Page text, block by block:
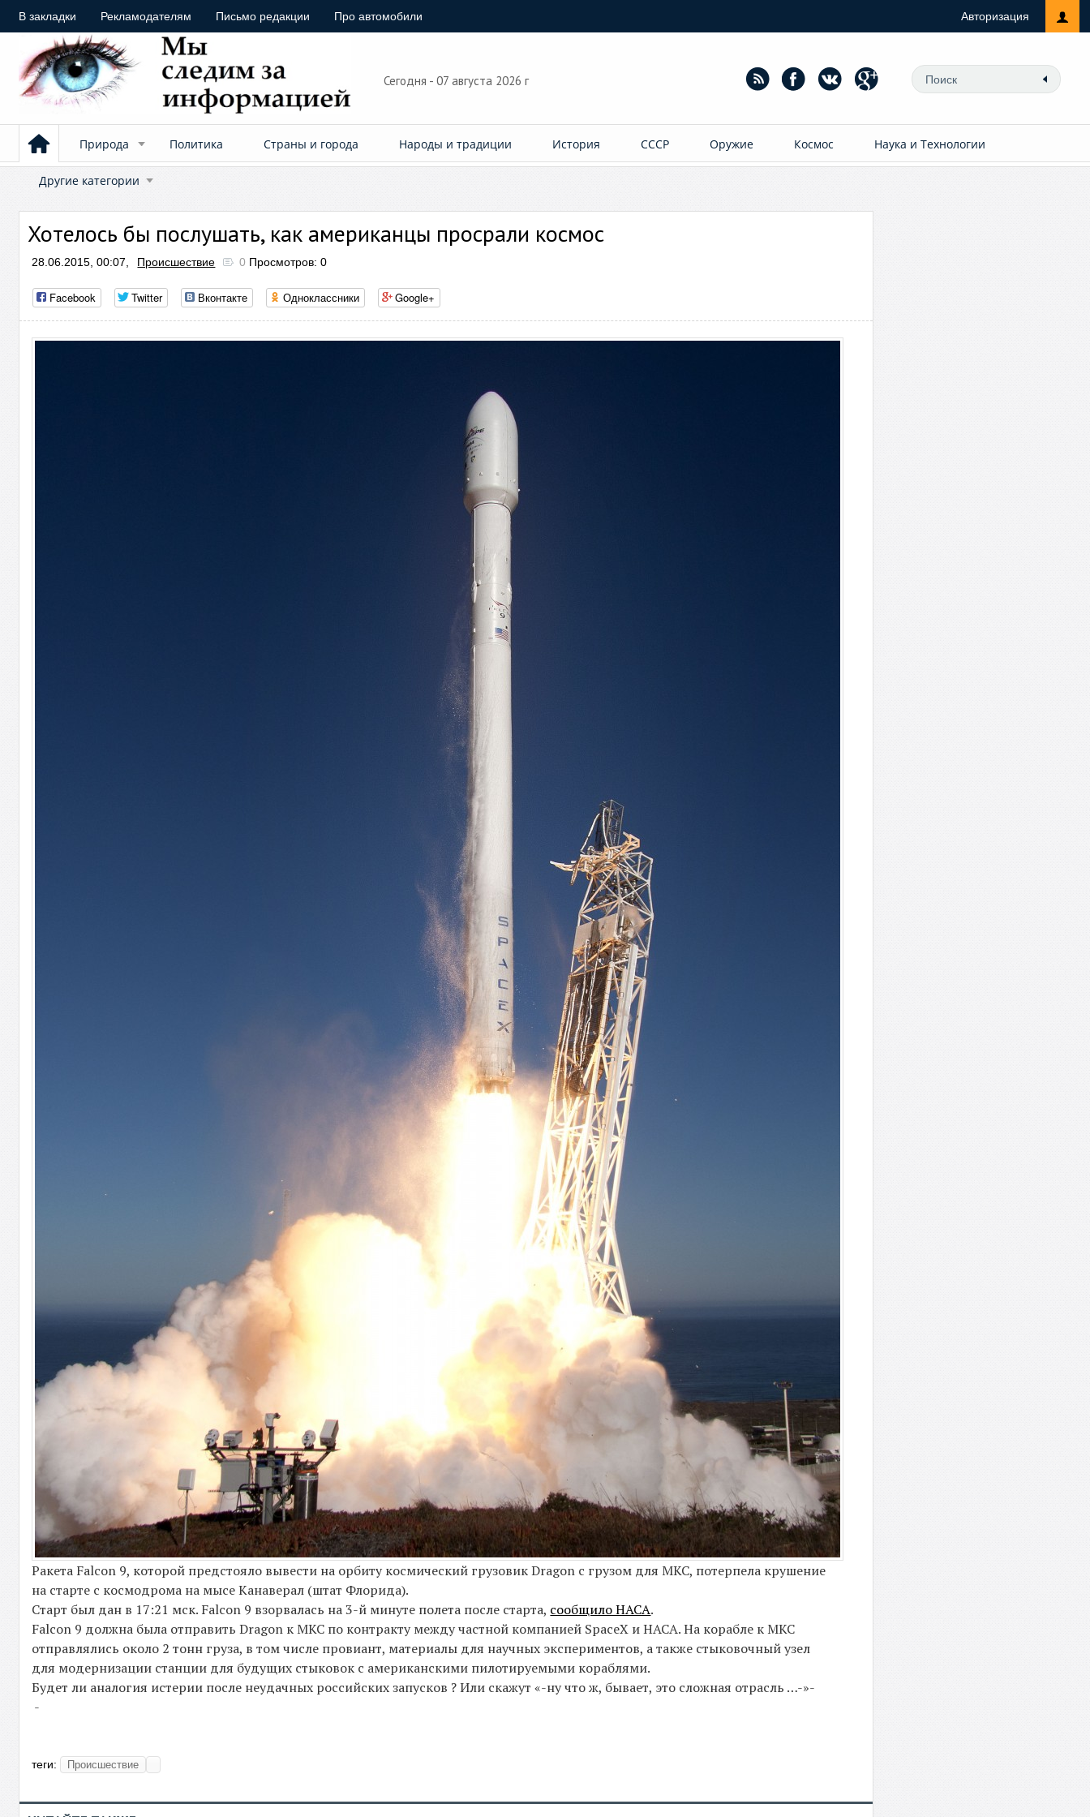
В закладки Рекламодателям Письмо редакции Про автомобили Авторизация
Сегодня - 07 августа 2026 г
Природа Политика Страны и города Народы и традиции История СССР Оружие Космос Наука и Технологии
Другие категории
Хотелось бы послушать, как американцы просрали космос
28.06.2015, 00:07, Происшествие 0 Просмотров: 0
Facebook Twitter Вконтакте Одноклассники Google+
Ракета Falcon 9, которой предстояло вывести на орбиту космический грузовик Dragon с грузом для МКС, потерпела крушение
на старте с космодрома на мысе Канаверал (штат Флорида).
Старт был дан в 17:21 мск. Falcon 9 взорвалась на 3-й минуте полета после старта, сообщило НАСА.
Falcon 9 должна была отправить Dragon к МКС по контракту между частной компанией SpaceX и НАСА. На корабле к МКС
отправлялись около 2 тонн груза, в том числе провиант, материалы для научных экспериментов, а также стыковочный узел
для модернизации станции для будущих стыковок с американскими пилотируемыми кораблями.
Будет ли аналогия истерии после неудачных российских запусков ? Или скажут «-ну что ж, бывает, это сложная отрасль …-»-
-
теги: Происшествие